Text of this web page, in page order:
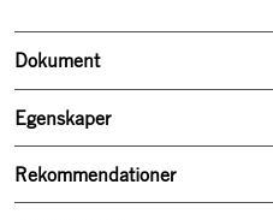
Dokument
Egenskaper
Rekommendationer